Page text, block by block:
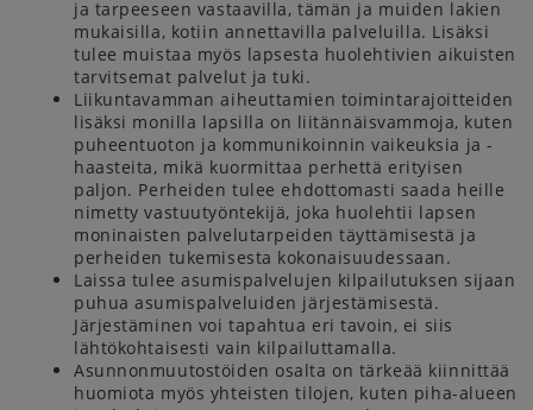
ja tarpeeseen vastaavilla, tämän ja muiden lakien
mukaisilla, kotiin annettavilla palveluilla. Lisäksi
tulee muistaa myös lapsesta huolehtivien aikuisten
tarvitsemat palvelut ja tuki.
Liikuntavamman aiheuttamien toimintarajoitteiden
lisäksi monilla lapsilla on liitännäisvammoja, kuten
puheentuoton ja kommunikoinnin vaikeuksia ja -
haasteita, mikä kuormittaa perhettä erityisen
paljon. Perheiden tulee ehdottomasti saada heille
nimetty vastuutyöntekijä, joka huolehtii lapsen
moninaisten palvelutarpeiden täyttämisestä ja
perheiden tukemisesta kokonaisuudessaan.
Laissa tulee asumispalvelujen kilpailutuksen sijaan
puhua asumispalveluiden järjestämisestä.
Järjestäminen voi tapahtua eri tavoin, ei siis
lähtökohtaisesti vain kilpailuttamalla.
Asunnonmuutostöiden osalta on tärkeää kiinnittää
huomiota myös yhteisten tilojen, kuten piha-alueen